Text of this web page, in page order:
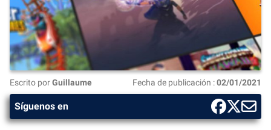
Escrito porGuillaume Fecha de publicación :02/01/2021
Síguenos en